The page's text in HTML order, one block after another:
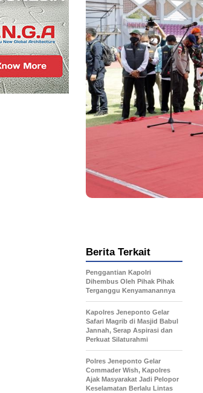
Berita Terkait
Penggantian Kapolri
Dihembus Oleh Pihak Pihak
Terganggu Kenyamanannya
Kapolres Jeneponto Gelar
Safari Magrib di Masjid Babul
Jannah, Serap Aspirasi dan
Perkuat Silaturahmi
Polres Jeneponto Gelar
Commader Wish, Kapolres
Ajak Masyarakat Jadi Pelopor
Keselamatan Berlalu Lintas